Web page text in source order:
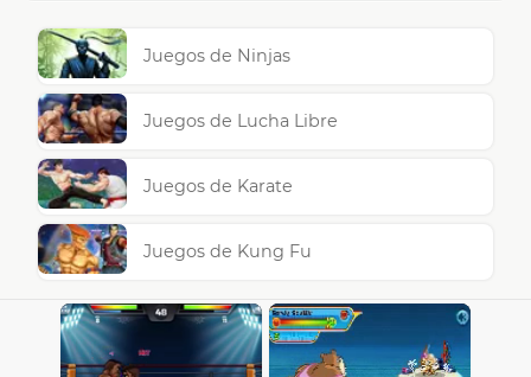
Juegos de Ninjas
Juegos de Lucha Libre
Juegos de Karate
Juegos de Kung Fu